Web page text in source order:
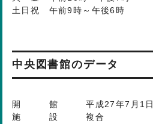
土日祝 午前9時～午後6時
中央図書館のデータ
開 館 平成27年7月1日
施 設 複合